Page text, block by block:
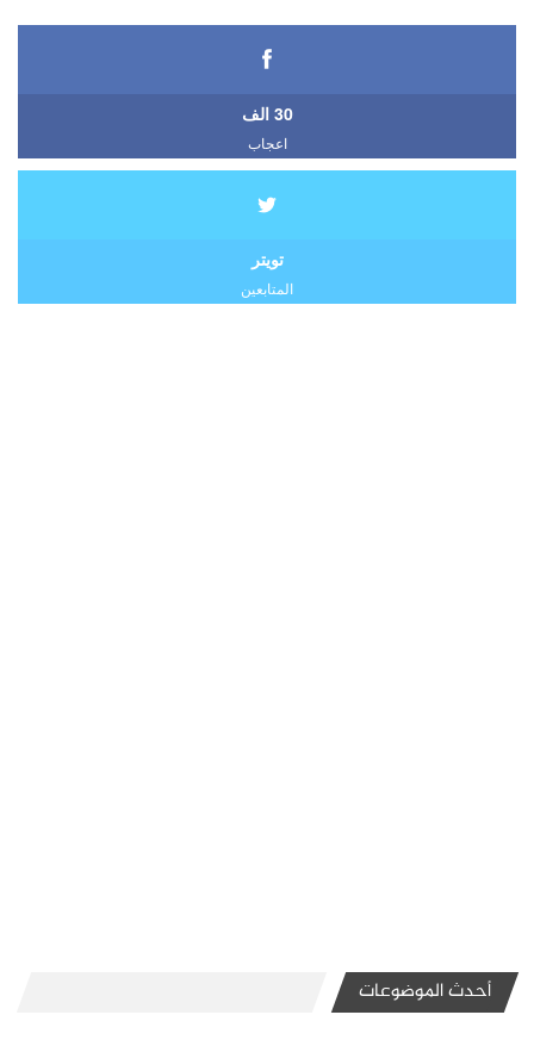
30 الف
اعجاب
تويتر
المتابعين
أحدث الموضوعات